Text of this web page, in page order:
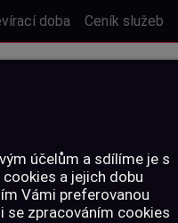
účelům a sdílíme je s
a jejich dobu
Vámi preferovanou
se zpracováním cookies
doba Ceník služeb
POUKAZY